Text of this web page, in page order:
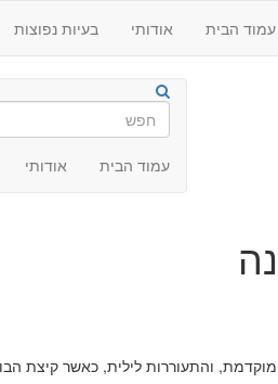
עמוד הבית אודותי בעיות נפוצות
עמוד הבית אודותי
והתעוררות לילית, כאשר קיצת